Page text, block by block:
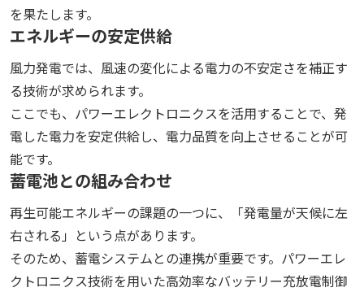
を果たします。
エネルギーの安定供給
風力発電では、風速の変化による電力の不安定さを補正す
る技術が求められます。
ここでも、パワーエレクトロニクスを活用することで、発
電した電力を安定供給し、電力品質を向上させることが可
能です。
蓄電池との組み合わせ
再生可能エネルギーの課題の一つに、「発電量が天候に左
右される」という点があります。
そのため、蓄電システムとの連携が重要です。パワーエレ
クトロニクス技術を用いた高効率なバッテリー充放電制御